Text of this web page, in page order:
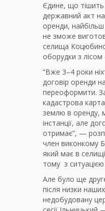
Єдине, що
державний акт
оренди,
не зможе
селища
оборудки з
“Вже 3–4 роки
договір оренди
переоформити.
кадастрова
землю в оренду,
інстанції, але
отримає”, —
член виконкому
який має в
тому з ситуацією
Але було ще
після низки
недобудовану